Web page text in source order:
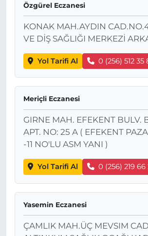
Özgürel Eczanesi
KONAK MAH.AYDIN
VE DİŞ SAĞLIĞI MERKEZİ
Yol Tarifi Al 0 (256) 512 35
Meriçli Eczanesi
GIRNE MAH. EFEKENT BULV.
APT. NO: 25 A ( EFEKENT
-11 NO'LU ASM YANI )
Yol Tarifi Al 0 (256) 219 66
Yasemin Eczanesi
ÇAMLIK MAH.ÜÇ MEVSIM